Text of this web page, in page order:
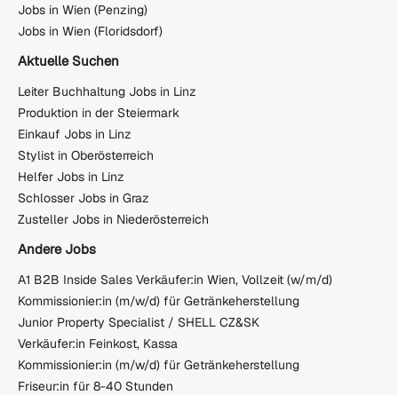
Jobs in Wien (Penzing)
Jobs in Wien (Floridsdorf)
Aktuelle Suchen
Leiter Buchhaltung Jobs in Linz
Produktion in der Steiermark
Einkauf Jobs in Linz
Stylist in Oberösterreich
Helfer Jobs in Linz
Schlosser Jobs in Graz
Zusteller Jobs in Niederösterreich
Andere Jobs
A1 B2B Inside Sales Verkäufer:in Wien, Vollzeit (w/m/d)
Kommissionier:in (m/w/d) für Getränkeherstellung
Junior Property Specialist / SHELL CZ&SK
Verkäufer:in Feinkost, Kassa
Kommissionier:in (m/w/d) für Getränkeherstellung
Friseur:in für 8-40 Stunden